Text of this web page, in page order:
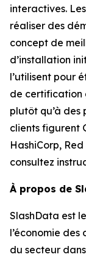
interactives.
réaliser des
concept de
d’installation
l’utilisent pour
de certification
plutôt qu’à des
clients figurent
HashiCorp,
consultez
À propos de
SlashData est
l’économie
du secteur